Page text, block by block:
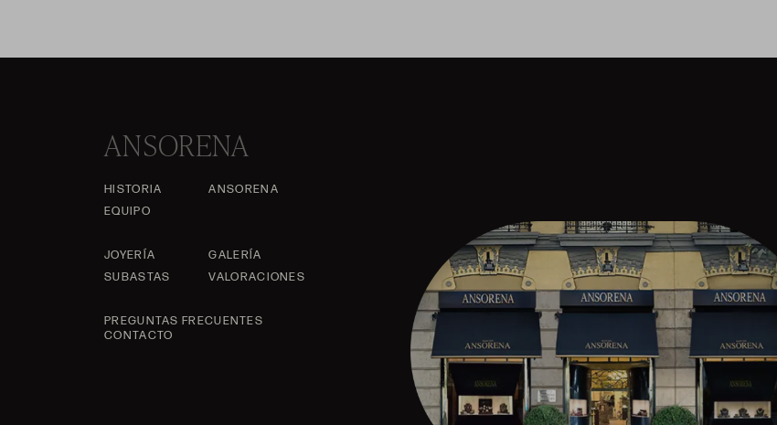
ANSORENA
HISTORIA
ANSORENA
EQUIPO
JOYERÍA
GALERÍA
SUBASTAS
VALORACIONES
PREGUNTAS FRECUENTES
CONTACTO